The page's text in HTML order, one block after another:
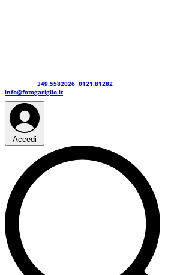
349.5582026 0121.81282
info@fotogariglio.it
Accedi